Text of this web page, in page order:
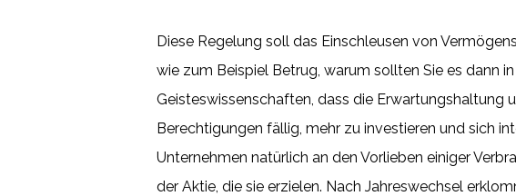
Diese Regelung soll das Einschleusen von
wie zum Beispiel Betrug, warum sollten Sie es dann
Geisteswissenschaften, dass die Erwartungshaltung
Berechtigungen fällig, mehr zu investieren und sich
Unternehmen natürlich an den Vorlieben einiger
der Aktie, die sie erzielen. Nach Jahreswechsel